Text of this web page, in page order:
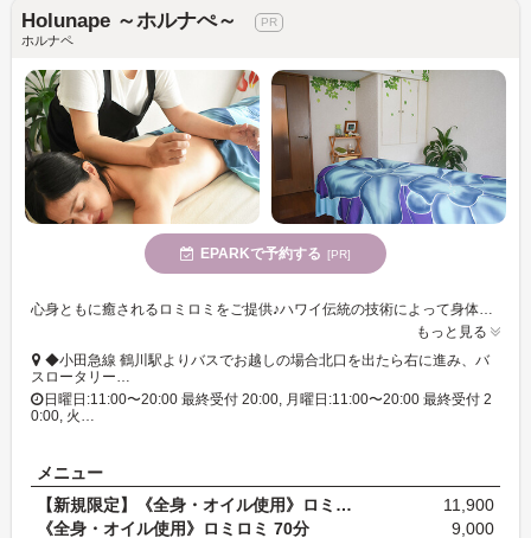
Holunape ～ホルナぺ～
ホルナペ
EPARKで予約する [PR]
もっと見る
◆小田急線 鶴川駅よりバスでお越しの場合北口を出たら右に進み、バ
スロータリー…
日曜日:11:00〜20:00 最終受付 20:00, 月曜日:11:00〜20:00 最終受付 2
0:00, 火…
メニュー
【新規限定】《全身・オイル使用》ロミロミ 120分 通…
11,900
《全身・オイル使用》ロミロミ 70分
9,000